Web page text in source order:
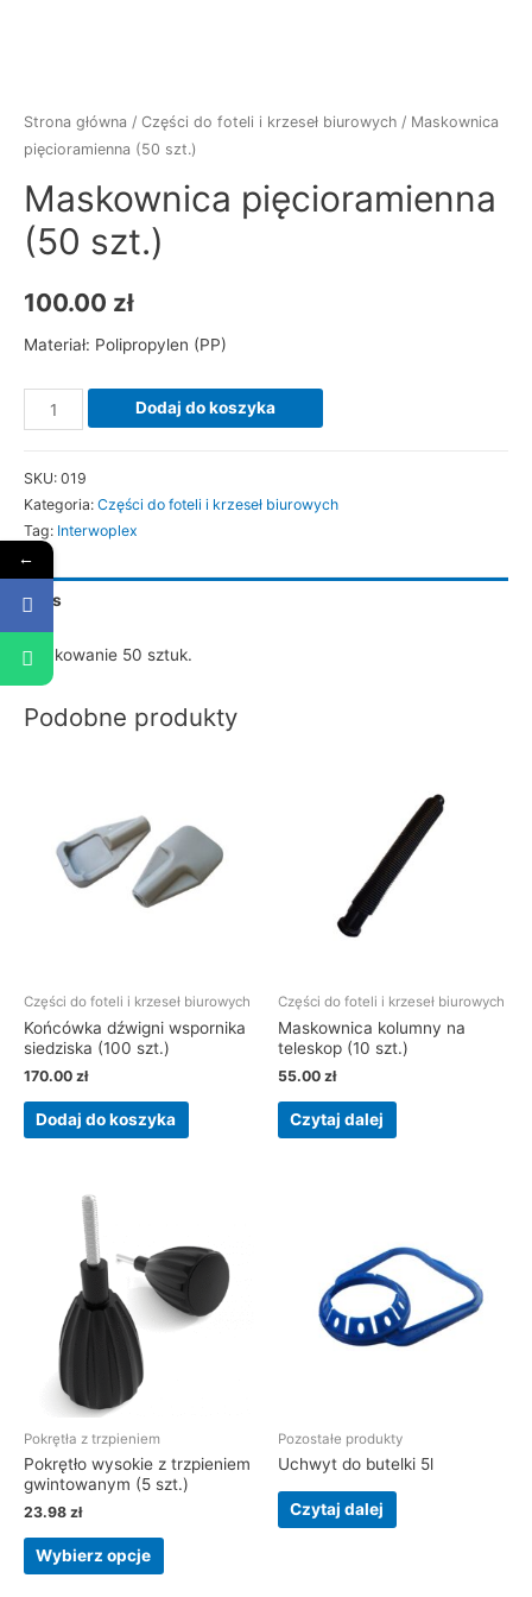
Strona główna / Części do foteli i krzeseł biurowych / Maskownica
pięcioramienna (50 szt.)
Maskownica pięcioramienna
(50 szt.)
100.00 zł
Materiał: Polipropylen (PP)
ilość
Maskownica
(50
szt.)
Dodaj do koszyka
SKU: 019
Kategoria: Części do foteli i krzeseł biurowych
Tag: Interwoplex
Opis
Opakowanie 50 sztuk.
Podobne produkty
Części do foteli i krzeseł biurowych
Końcówka dźwigni wspornika
siedziska (100 szt.)
170.00 zł
Dodaj do koszyka
Części do foteli i krzeseł biurowych
Maskownica kolumny na
teleskop (10 szt.)
55.00 zł
Czytaj dalej
Pokrętła z trzpieniem
Pokrętło wysokie z trzpieniem
gwintowanym (5 szt.)
23.98 zł
Wybierz opcje
Pozostałe produkty
Uchwyt do butelki 5l
Czytaj dalej
←